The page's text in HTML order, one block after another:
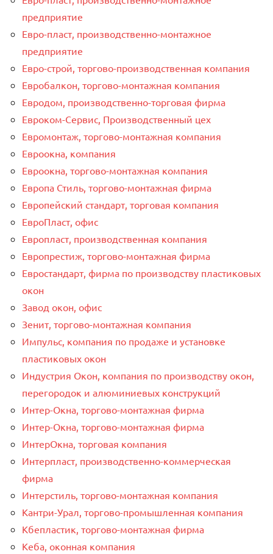
предприятие
Евро-пласт, производственно-монтажное
предприятие
Евро-строй, торгово-производственная компания
Евробалкон, торгово-монтажная компания
Евродом, производственно-торговая фирма
Евроком-Сервис, Производственный цех
Евромонтаж, торгово-монтажная компания
Евроокна, компания
Евроокна, торгово-монтажная компания
Европа Стиль, торгово-монтажная фирма
Европейский стандарт, торговая компания
ЕвроПласт, офис
Европласт, производственная компания
Европрестиж, торгово-монтажная фирма
Евростандарт, фирма по производству пластиковых
окон
Завод окон, офис
Зенит, торгово-монтажная компания
Импульс, компания по продаже и установке
пластиковых окон
Индустрия Окон, компания по производству окон,
перегородок и алюминиевых конструкций
Интер-Окнa, торгово-монтажная фирма
Интер-Окнa, торгово-монтажная фирма
ИнтерОкна, торговая компания
Интерпласт, производственно-коммерческая
фирма
Интерстиль, торгово-монтажная компания
Кантри-Урал, торгово-промышленная компания
Кбепластик, торгово-монтажная фирма
Кеба, оконная компания